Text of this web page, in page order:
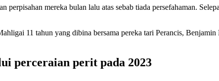
perpisahan mereka bulan lalu atas sebab tiada persefahaman.
11 tahun yang dibina bersama pereka tari Perancis,
perceraian perit pada 2023